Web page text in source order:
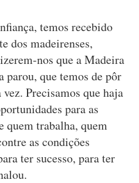
temos recebido
dos madeirenses,
nos que a Madeira
parou, que temos de pôr
Precisamos que haja
para as
quem trabalha, quem
as condições
ter sucesso, para ter